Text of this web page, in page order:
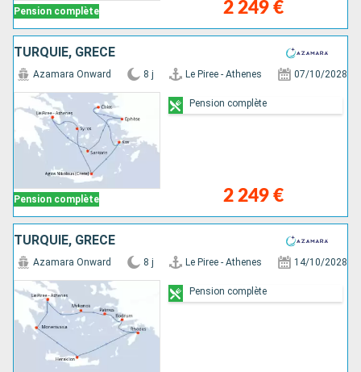
Pension complète 2 249 €
TURQUIE, GRÈCE
Pension complète
Azamara Onward 8 j Le Piree - Athenes 07/10/2028
2 249 €
Pension complète
TURQUIE, GRÈCE
Azamara Onward 8 j Le Piree - Athenes 14/10/2028
Pension complète